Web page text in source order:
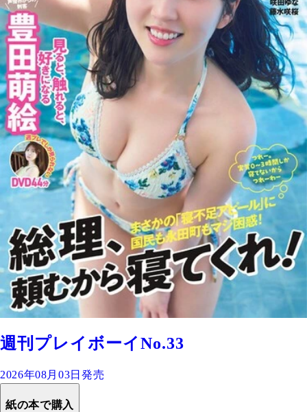
週刊プレイボーイNo.33
2026年08月03日発売
紙の本で購入